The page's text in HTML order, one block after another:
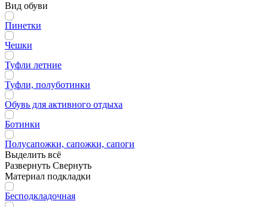
Вид обуви
Пинетки
Чешки
Туфли летние
Туфли, полуботинки
Обувь для активного отдыха
Ботинки
Полусапожки, сапожки, сапоги
Выделить всё
Развернуть Свернуть
Материал подкладки
Бесподкладочная